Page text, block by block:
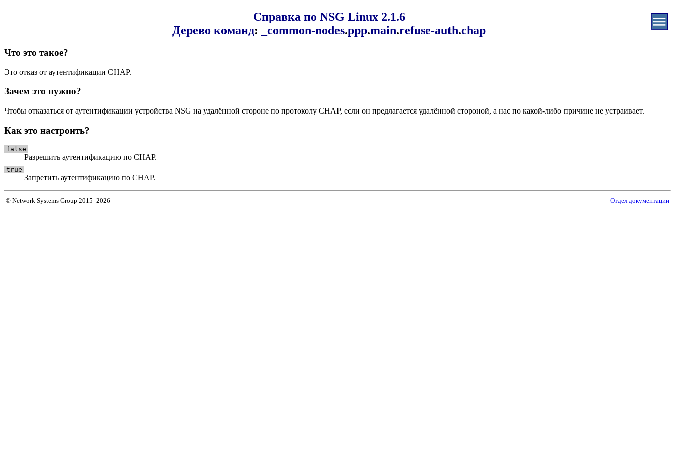
Справка по NSG Linux 2.1.6
Дерево команд: _common-nodes.ppp.main.refuse-auth.chap
Что это такое?
Это отказ от аутентификации CHAP.
Зачем это нужно?
Чтобы отказаться от аутентификации устройства NSG на удалённой стороне по протоколу CHAP, если он предлагается удалённой стороной, а нас по какой-либо причине не устраивает.
Как это настроить?
false
Разрешить аутентификацию по CHAP.
true
Запретить аутентификацию по CHAP.
© Network Systems Group 2015–2026 Отдел документации